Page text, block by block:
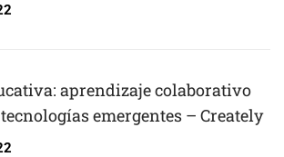
aprendizaje colaborativo
emergentes – Creately